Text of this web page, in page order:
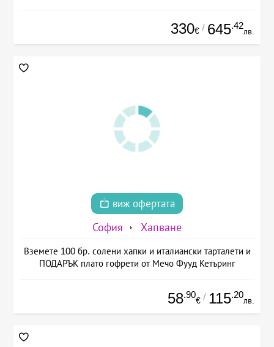
330€ / 645.42
лв.
виж офертата
София Хапване
Вземете 100 бр. солени хапки и италиански тарталети и
ПОДАРЪК плато гофрети от Мечо Фууд Кетъринг
58.90
€ / 115.20
лв.